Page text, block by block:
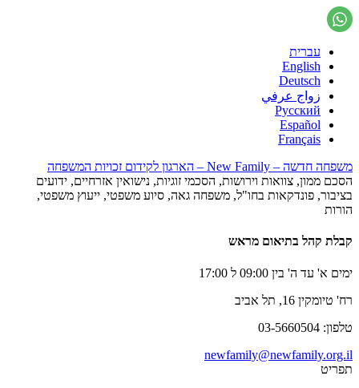
עברית
English
Deutsch
زواج عرفي
Русский
Español
Français
משפחה חדשה – New Family – הארגון לקידום זכויות המשפחה
הסכם ממון, צוואות וירושות, הסכמי זוגיות, נישואין אזרחיים, ידועים
בציבור, פונדקאות בחו"ל, משפחה גאה, סיוע משפטי, ייעוץ משפטי,
הורות
קבלת קהל בתיאום מראש
ימים א' עד ה' בין 09:00 ל 17:00
רח' טיומקין 16, תל אביב
טלפון: 03-5660504
newfamily@newfamily.org.il
תפריט